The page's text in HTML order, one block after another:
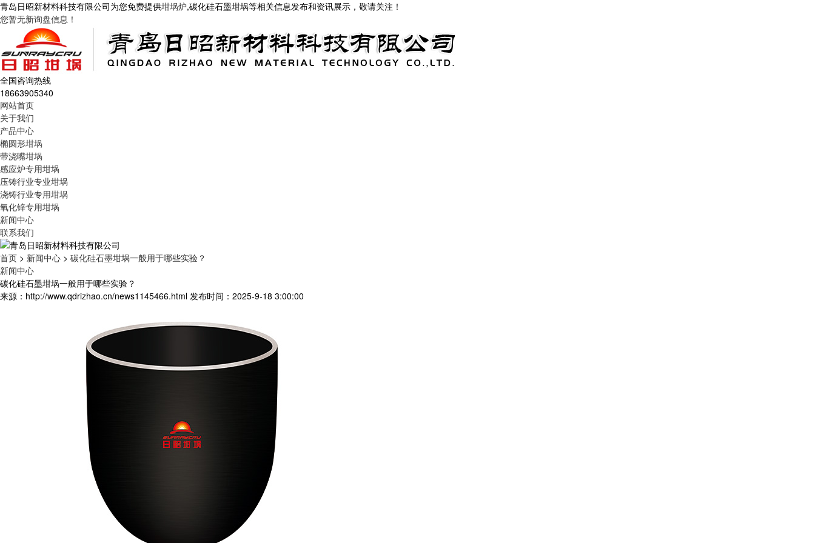
青岛日昭新材料科技有限公司为您免费提供坩埚炉,碳化硅石墨坩埚等相关信息发布和资讯展示，敬请关注！
您暂无新询盘信息！
全国咨询热线
18663905340
网站首页
关于我们
产品中心
椭圆形坩埚
带浇嘴坩埚
感应炉专用坩埚
压铸行业专业坩埚
浇铸行业专用坩埚
氧化锌专用坩埚
新闻中心
联系我们
首页 > 新闻中心 > 碳化硅石墨坩埚一般用于哪些实验？
新闻中心
碳化硅石墨坩埚一般用于哪些实验？
来源：http://www.qdrizhao.cn/news1145466.html 发布时间：2025-9-18 3:00:00